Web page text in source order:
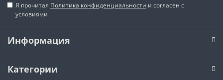
Я прочитал Политика конфиденциальности и согласен с
условиями
Информация
Категории